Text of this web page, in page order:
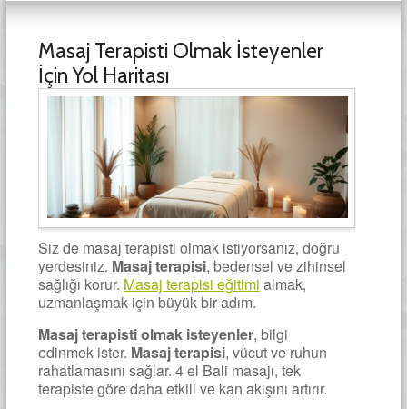
Masaj Terapisti Olmak İsteyenler
İçin Yol Haritası
Siz de masaj terapisti olmak istiyorsanız, doğru
yerdesiniz. Masaj terapisi, bedensel ve zihinsel
sağlığı korur. Masaj terapisi eğitimi almak,
uzmanlaşmak için büyük bir adım.
Masaj terapisti olmak isteyenler, bilgi
edinmek ister. Masaj terapisi, vücut ve ruhun
rahatlamasını sağlar. 4 el Bali masajı, tek
terapiste göre daha etkili ve kan akışını artırır.